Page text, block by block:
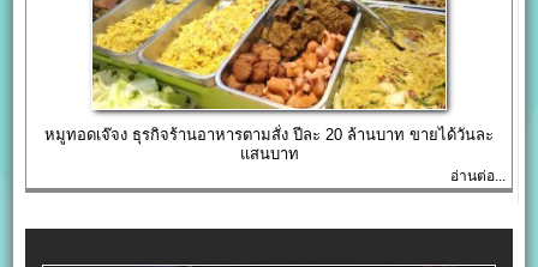
หมูทอดเจ๊จง ธุรกิจร้านอาหารตามสั่ง ปีละ 20 ล้านบาท ขายได้วันละ
แสนบาท
อ่านต่อ...